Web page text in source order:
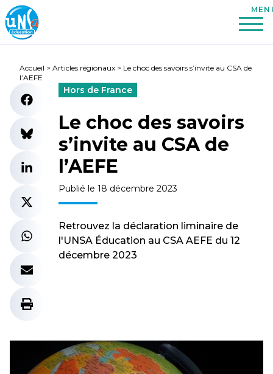
Accueil > Articles régionaux > Le choc des savoirs s’invite au CSA de
l’AEFE
Hors de France
Le choc des savoirs
s’invite au CSA de
l’AEFE
Publié le 18 décembre 2023
Retrouvez la déclaration liminaire de
l'UNSA Éducation au CSA AEFE du 12
décembre 2023